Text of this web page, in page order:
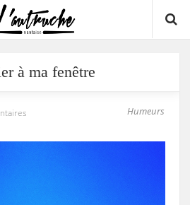
à ma fenêtre
Humeurs